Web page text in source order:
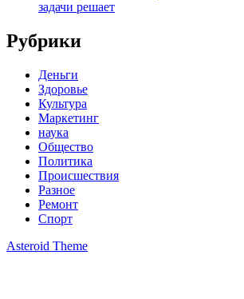
задачи решает
Рубрики
Деньги
Здоровье
Культура
Маркетинг
наука
Общество
Политика
Происшествия
Разное
Ремонт
Спорт
Asteroid Theme